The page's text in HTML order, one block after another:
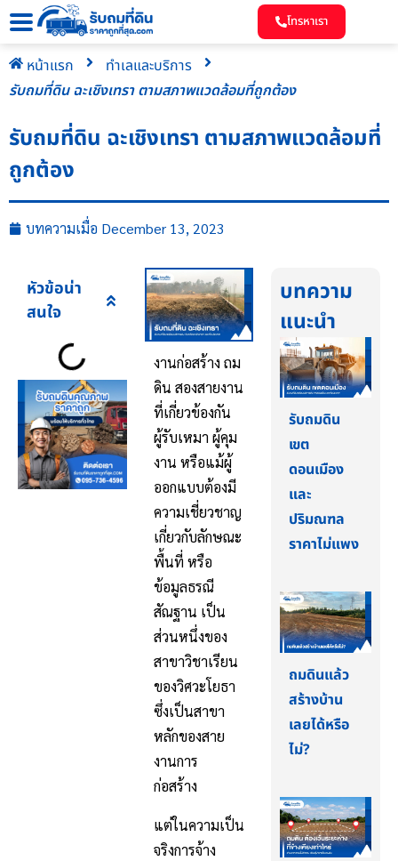
โทรหาเรา
หน้าแรก
ทำเลและบริการ
รับถมที่ดิน ฉะเชิงเทรา ตามสภาพแวดล้อมที่ถูกต้อง
รับถมที่ดิน ฉะเชิงเทรา ตามสภาพแวดล้อมที่
ถูกต้อง
บทความเมื่อ December 13, 2023
หัวข้อน่า
สนใจ
งานก่อสร้าง ถม
ดิน สองสายงาน
ที่เกี่ยวข้องกัน
ผู้รับเหมา ผู้คุม
งาน หรือแม้ผู้
ออกแบบต้องมี
ความเชี่ยวชาญ
เกี่ยวกับลักษณะ
พื้นที่ หรือ
ข้อมูลธรณี
สัณฐาน เป็น
ส่วนหนึ่งของ
สาขาวิชาเรียน
ของวิศวะโยธา
ซึ่งเป็นสาขา
หลักของสาย
งานการ
ก่อสร้าง
แต่ในความเป็น
จริงการจ้าง
บทความ
แนะนำ
รับถมดิน
เขต
ดอนเมือง
และ
ปริมณฑล
ราคาไม่แพง
ถมดินแล้ว
สร้างบ้าน
เลยได้หรือ
ไม่?